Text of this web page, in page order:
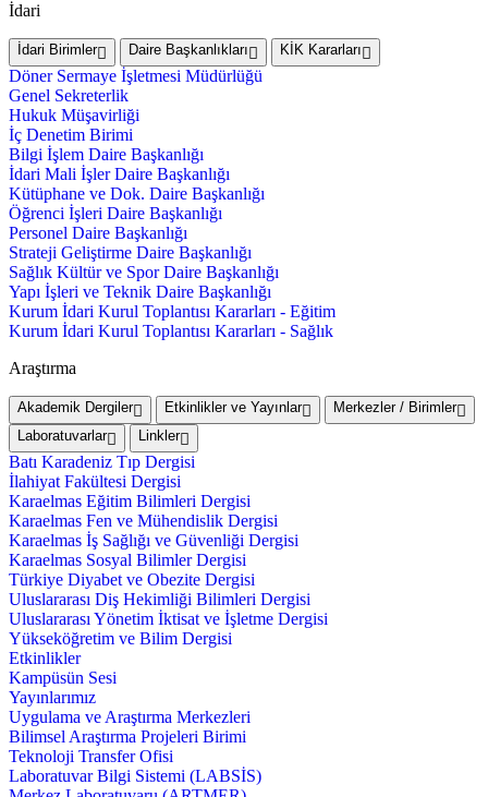
İdari
İdari Birimler Daire Başkanlıkları KİK Kararları
Döner Sermaye İşletmesi Müdürlüğü
Genel Sekreterlik
Hukuk Müşavirliği
İç Denetim Birimi
Bilgi İşlem Daire Başkanlığı
İdari Mali İşler Daire Başkanlığı
Kütüphane ve Dok. Daire Başkanlığı
Öğrenci İşleri Daire Başkanlığı
Personel Daire Başkanlığı
Strateji Geliştirme Daire Başkanlığı
Sağlık Kültür ve Spor Daire Başkanlığı
Yapı İşleri ve Teknik Daire Başkanlığı
Kurum İdari Kurul Toplantısı Kararları - Eğitim
Kurum İdari Kurul Toplantısı Kararları - Sağlık
Araştırma
Akademik Dergiler Etkinlikler ve Yayınlar
Merkezler / Birimler
Laboratuvarlar
Linkler
Batı Karadeniz Tıp Dergisi
İlahiyat Fakültesi Dergisi
Karaelmas Eğitim Bilimleri Dergisi
Karaelmas Fen ve Mühendislik Dergisi
Karaelmas İş Sağlığı ve Güvenliği Dergisi
Karaelmas Sosyal Bilimler Dergisi
Türkiye Diyabet ve Obezite Dergisi
Uluslararası Diş Hekimliği Bilimleri Dergisi
Uluslararası Yönetim İktisat ve İşletme Dergisi
Yükseköğretim ve Bilim Dergisi
Etkinlikler
Kampüsün Sesi
Yayınlarımız
Uygulama ve Araştırma Merkezleri
Bilimsel Araştırma Projeleri Birimi
Teknoloji Transfer Ofisi
Laboratuvar Bilgi Sistemi (LABSİS)